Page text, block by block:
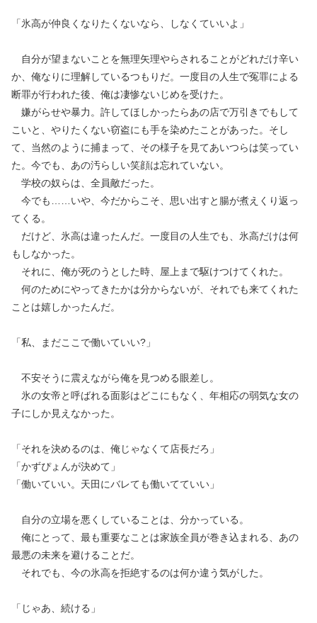
「氷高が仲良くなりたくないなら、しなくていいよ」
自分が望まないことを無理矢理やらされることがどれだけ辛い
か、俺なりに理解しているつもりだ。一度目の人生で冤罪による
断罪が行われた後、俺は凄惨ないじめを受けた。
嫌がらせや暴力。許してほしかったらあの店で万引きでもして
こいと、やりたくない窃盗にも手を染めたことがあった。そし
て、当然のように捕まって、その様子を見てあいつらは笑ってい
た。今でも、あの汚らしい笑顔は忘れていない。
学校の奴らは、全員敵だった。
今でも……いや、今だからこそ、思い出すと腸が煮えくり返っ
てくる。
だけど、氷高は違ったんだ。一度目の人生でも、氷高だけは何
もしなかった。
それに、俺が死のうとした時、屋上まで駆けつけてくれた。
何のためにやってきたかは分からないが、それでも来てくれた
ことは嬉しかったんだ。
「私、まだここで働いていい?」
不安そうに震えながら俺を見つめる眼差し。
氷の女帝と呼ばれる面影はどこにもなく、年相応の弱気な女の
子にしか見えなかった。
「それを決めるのは、俺じゃなくて店長だろ」
「かずぴょんが決めて」
「働いていい。天田にバレても働いてていい」
自分の立場を悪くしていることは、分かっている。
俺にとって、最も重要なことは家族全員が巻き込まれる、あの
最悪の未来を避けることだ。
それでも、今の氷高を拒絶するのは何か違う気がした。
「じゃあ、続ける」